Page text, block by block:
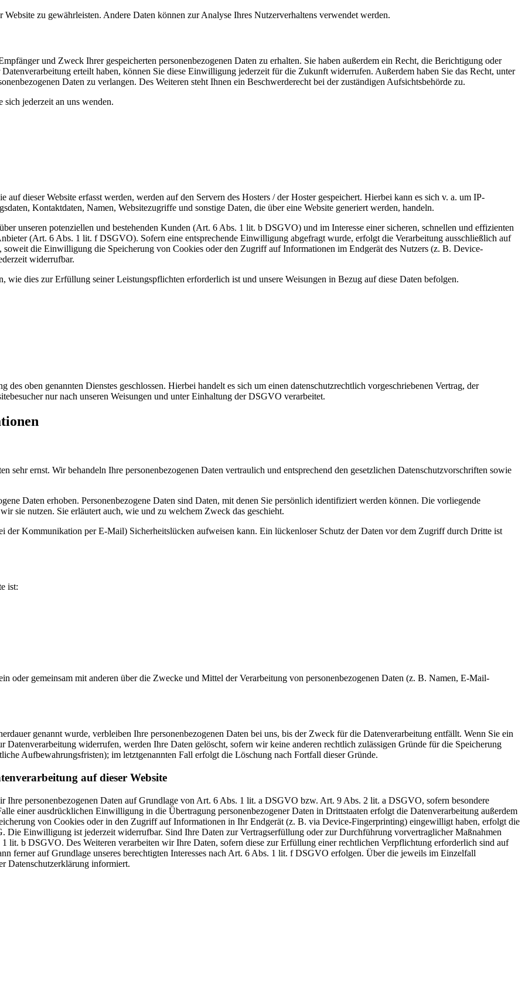
zu gewährleisten. Andere Daten können zur Analyse Ihres Nutzerverhaltens verwendet werden.
und Zweck Ihrer gespeicherten personenbezogenen Daten zu erhalten. Sie haben außerdem ein Recht, die Berichtigung oder
erteilt haben, können Sie diese Einwilligung jederzeit für die Zukunft widerrufen. Außerdem haben Sie das Recht, unter
Daten zu verlangen. Des Weiteren steht Ihnen ein Beschwerderecht bei der zuständigen Aufsichtsbehörde zu.
jederzeit an uns wenden.
auf dieser Website erfasst werden, werden auf den Servern des Hosters / der Hoster gespeichert. Hierbei kann es sich v. a. um IP-
Kontaktdaten, Namen, Websitezugriffe und sonstige Daten, die über eine Website generiert werden, handeln.
unseren potenziellen und bestehenden Kunden (Art. 6 Abs. 1 lit. b DSGVO) und im Interesse einer sicheren, schnellen und effizienten
(Art. 6 Abs. 1 lit. f DSGVO). Sofern eine entsprechende Einwilligung abgefragt wurde, erfolgt die Verarbeitung ausschließlich auf
die Einwilligung die Speicherung von Cookies oder den Zugriff auf Informationen im Endgerät des Nutzers (z. B. Device-
widerrufbar.
dies zur Erfüllung seiner Leistungspflichten erforderlich ist und unsere Weisungen in Bezug auf diese Daten befolgen.
oben genannten Dienstes geschlossen. Hierbei handelt es sich um einen datenschutzrechtlich vorgeschriebenen Vertrag, der
nur nach unseren Weisungen und unter Einhaltung der DSGVO verarbeitet.
sehr ernst. Wir behandeln Ihre personenbezogenen Daten vertraulich und entsprechend den gesetzlichen Datenschutzvorschriften sowie
Daten erhoben. Personenbezogene Daten sind Daten, mit denen Sie persönlich identifiziert werden können. Die vorliegende
sie nutzen. Sie erläutert auch, wie und zu welchem Zweck das geschieht.
der Kommunikation per E-Mail) Sicherheitslücken aufweisen kann. Ein lückenloser Schutz der Daten vor dem Zugriff durch Dritte ist
ist:
oder gemeinsam mit anderen über die Zwecke und Mittel der Verarbeitung von personenbezogenen Daten (z. B. Namen, E-Mail-
genannt wurde, verbleiben Ihre personenbezogenen Daten bei uns, bis der Zweck für die Datenverarbeitung entfällt. Wenn Sie ein
Datenverarbeitung widerrufen, werden Ihre Daten gelöscht, sofern wir keine anderen rechtlich zulässigen Gründe für die Speicherung
Aufbewahrungsfristen); im letztgenannten Fall erfolgt die Löschung nach Fortfall dieser Gründe.
auf dieser Website
Ihre personenbezogenen Daten auf Grundlage von Art. 6 Abs. 1 lit. a DSGVO bzw. Art. 9 Abs. 2 lit. a DSGVO, sofern besondere
einer ausdrücklichen Einwilligung in die Übertragung personenbezogener Daten in Drittstaaten erfolgt die Datenverarbeitung außerdem
von Cookies oder in den Zugriff auf Informationen in Ihr Endgerät (z. B. via Device-Fingerprinting) eingewilligt haben, erfolgt die
Einwilligung ist jederzeit widerrufbar. Sind Ihre Daten zur Vertragserfüllung oder zur Durchführung vorvertraglicher Maßnahmen
lit. b DSGVO. Des Weiteren verarbeiten wir Ihre Daten, sofern diese zur Erfüllung einer rechtlichen Verpflichtung erforderlich sind auf
ferner auf Grundlage unseres berechtigten Interesses nach Art. 6 Abs. 1 lit. f DSGVO erfolgen. Über die jeweils im Einzelfall
Datenschutzerklärung informiert.